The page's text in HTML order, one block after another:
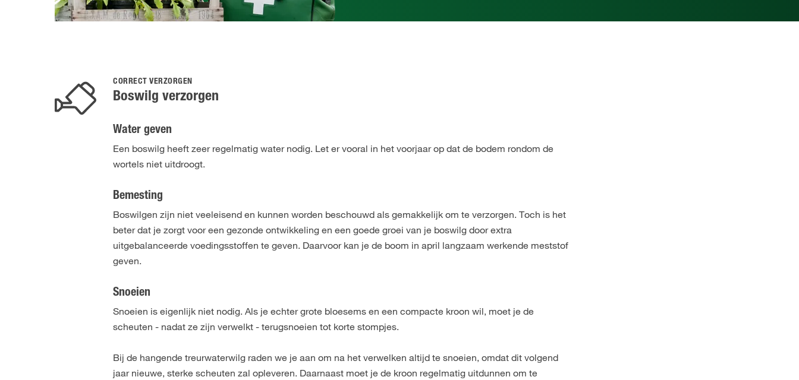
CORRECT VERZORGEN
Boswilg verzorgen
Water geven
Een boswilg heeft zeer regelmatig water nodig. Let er vooral in het voorjaar op dat de bodem rondom de
wortels niet uitdroogt.
Bemesting
Boswilgen zijn niet veeleisend en kunnen worden beschouwd als gemakkelijk om te verzorgen. Toch is het
beter dat je zorgt voor een gezonde ontwikkeling en een goede groei van je boswilg door extra
uitgebalanceerde voedingsstoffen te geven. Daarvoor kan je de boom in april langzaam werkende meststof
geven.
Snoeien
Snoeien is eigenlijk niet nodig. Als je echter grote bloesems en een compacte kroon wil, moet je de
scheuten - nadat ze zijn verwelkt - terugsnoeien tot korte stompjes.
Bij de hangende treurwaterwilg raden we je aan om na het verwelken altijd te snoeien, omdat dit volgend
jaar nieuwe, sterke scheuten zal opleveren. Daarnaast moet je de kroon regelmatig uitdunnen om te